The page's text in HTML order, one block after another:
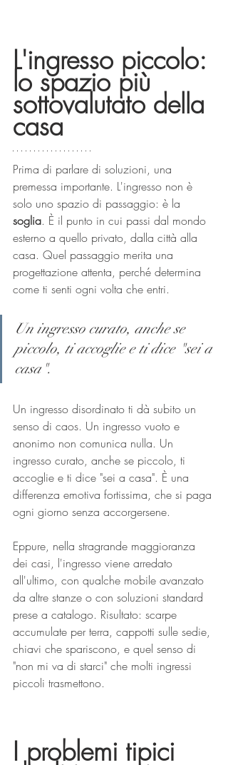
L'ingresso piccolo:
lo spazio più
sottovalutato della
casa
Prima di parlare di soluzioni, una
premessa importante. L'ingresso non è
solo uno spazio di passaggio: è la
soglia. È il punto in cui passi dal mondo
esterno a quello privato, dalla città alla
casa. Quel passaggio merita una
progettazione attenta, perché determina
come ti senti ogni volta che entri.
Un ingresso curato, anche se
piccolo, ti accoglie e ti dice "sei a
casa".
Un ingresso disordinato ti dà subito un
senso di caos. Un ingresso vuoto e
anonimo non comunica nulla. Un
ingresso curato, anche se piccolo, ti
accoglie e ti dice "sei a casa". È una
differenza emotiva fortissima, che si paga
ogni giorno senza accorgersene.
Eppure, nella stragrande maggioranza
dei casi, l'ingresso viene arredato
all'ultimo, con qualche mobile avanzato
da altre stanze o con soluzioni standard
prese a catalogo. Risultato: scarpe
accumulate per terra, cappotti sulle sedie,
chiavi che spariscono, e quel senso di
"non mi va di starci" che molti ingressi
piccoli trasmettono.
I problemi tipici